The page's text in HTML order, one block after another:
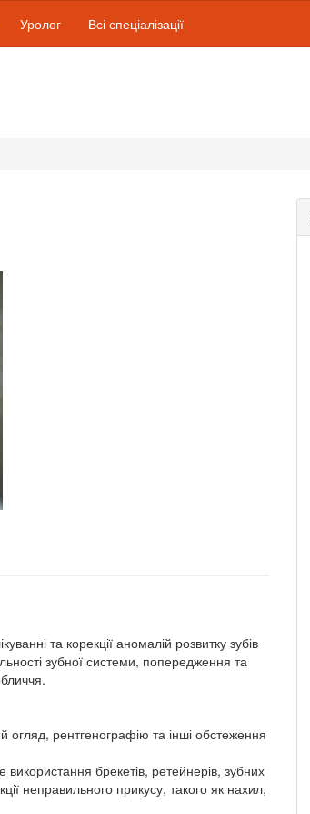
Уролог Всі спеціалізації
та корекції аномалій розвитку зубів
зубної системи, попередження та
огляд, рентгенографію та інші обстеження
брекетів, ретейнерів, зубних
неправильного прикусу, такого як нахил,